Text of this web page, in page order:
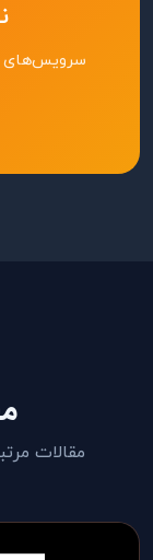
سرویس‌های
مقالات